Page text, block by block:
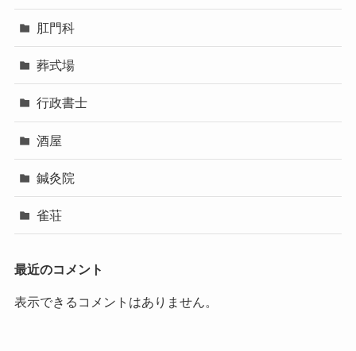
肛門科
葬式場
行政書士
酒屋
鍼灸院
雀荘
最近のコメント
表示できるコメントはありません。